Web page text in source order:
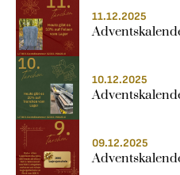
11.12.2025
10.12.2025
09.12.2025